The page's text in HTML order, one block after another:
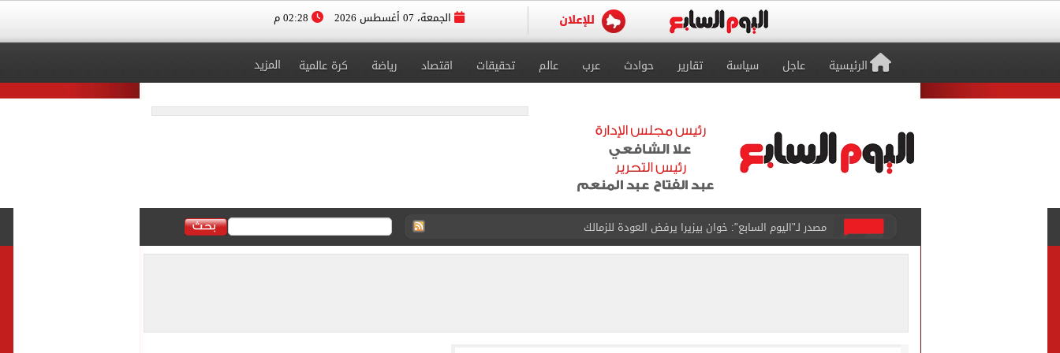
الجمعة، 07 أغسطس 2026
الرئيسية عاجل سياسة تقارير حوادث عرب عالم تحقيقات اقتصاد رياضة كرة عالمية المزيد
مصدر لـ"اليوم السابع": خوان بيزيرا يرفض العودة للزمالك
بوتين يخطط لهجوم بري على دول الناتو.. ماذا سيفعل؟
الرئيس السيسى يودّع ملك البحرين بمطار العلمين فى ختام زيارته لمصر